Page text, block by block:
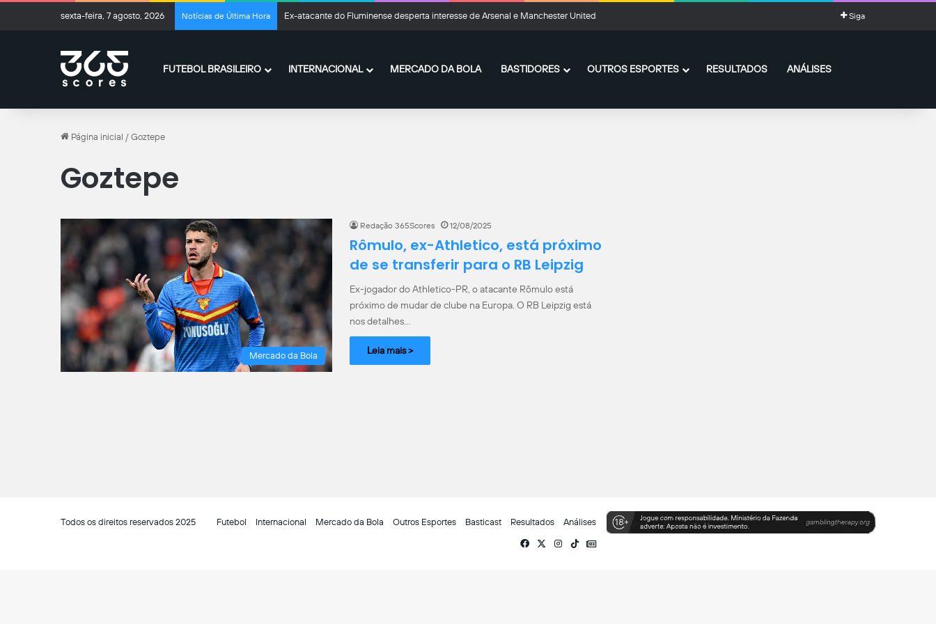
sexta-feira, 7 agosto, 2026 Notícias de Última Hora Ex-atacante do Fluminense desperta interesse de Arsenal e Manchester United Siga
FUTEBOL BRASILEIRO INTERNACIONAL MERCADO DA BOLA BASTIDORES OUTROS ESPORTES RESULTADOS ANÁLISES
Página inicial / Goztepe
Goztepe
Mercado da Bola
Redação 365Scores 12/08/2025
Rômulo, ex-Athletico, está próximo
de se transferir para o RB Leipzig
Ex-jogador do Athletico-PR, o atacante Rômulo está
próximo de mudar de clube na Europa. O RB Leipzig está
nos detalhes…
Leia mais >
Todos os direitos reservados 2025 Futebol Internacional Mercado da Bola Outros Esportes Basticast Resultados
Análises
Facebook
X Instagram
TikTokSiga-